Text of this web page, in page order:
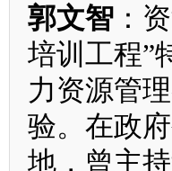
郭文智 ：
培训工程”
力资源管
验。在政
地，曾主